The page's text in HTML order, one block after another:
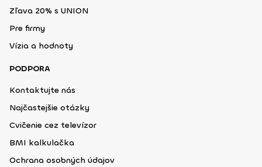
Zľava 20% s UNION
Pre firmy
Vízia a hodnoty
PODPORA
Kontaktujte nás
Najčastejšie otázky
Cvičenie cez televízor
BMI kalkulačka
Ochrana osobných údajov